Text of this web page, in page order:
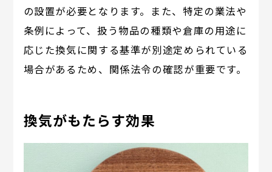
の設置が必要となります。また、特定の業法や
条例によって、扱う物品の種類や倉庫の用途に
応じた換気に関する基準が別途定められている
場合があるため、関係法令の確認が重要です。
換気がもたらす効果